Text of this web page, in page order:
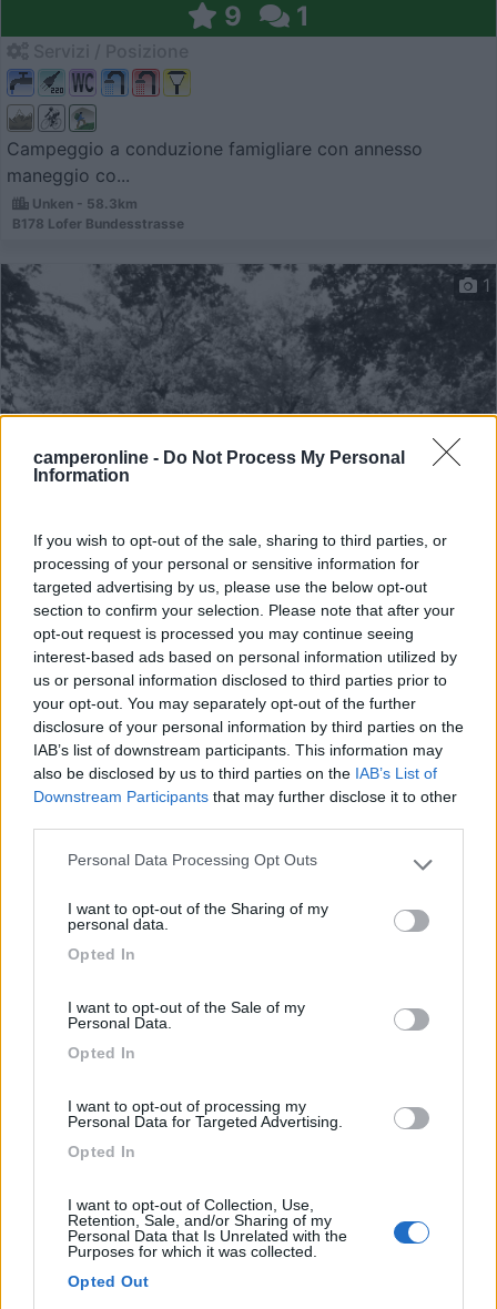
camperonline - Do Not Process My Personal
Information
If you wish to opt-out of the sale, sharing to third parties, or
processing of your personal or sensitive information for
targeted advertising by us, please use the below opt-out
section to confirm your selection. Please note that after your
opt-out request is processed you may continue seeing
interest-based ads based on personal information utilized by
us or personal information disclosed to third parties prior to
your opt-out. You may separately opt-out of the further
disclosure of your personal information by third parties on the
IAB’s list of downstream participants. This information may
also be disclosed by us to third parties on the IAB’s List of
Downstream Participants that may further disclose it to other
Please note that this website/app uses one or more Google
not limited to your visit or usage behaviour. You may click to
grant or deny consent to Google and its third-party tags to
use your data for below specified purposes in below Google
Personal Data Processing Opt Outs
I want to opt-out of the Sharing of my
personal data.
Opted In
I want to opt-out of the Sale of my
Personal Data.
Opted In
I want to opt-out of processing my
Personal Data for Targeted Advertising.
Opted In
I want to opt-out of Collection, Use,
Retention, Sale, and/or Sharing of my
Personal Data that Is Unrelated with the
Purposes for which it was collected.
Opted Out
9 1
Campeggio a conduzione famigliare con annesso
maneggio co...
Unken - 58.3km
B178 Lofer Bundesstrasse
Campeggio
1
Campingplatz Munchen-Obermenzing
GmbH
8 1
Servizi / Posizione
A circa 2,5 km dal centro del distretto di Obermenzing e
Allach-Untermenzing - 59.2km
Campeggio
Panorama-Camping-Stadtblick